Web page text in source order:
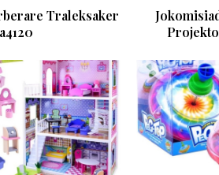
Traleksaker